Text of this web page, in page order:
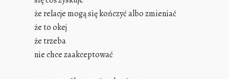
że relacje mogą się kończyć albo zmieniać
że to okej
że trzeba
nie chce zaakceptować